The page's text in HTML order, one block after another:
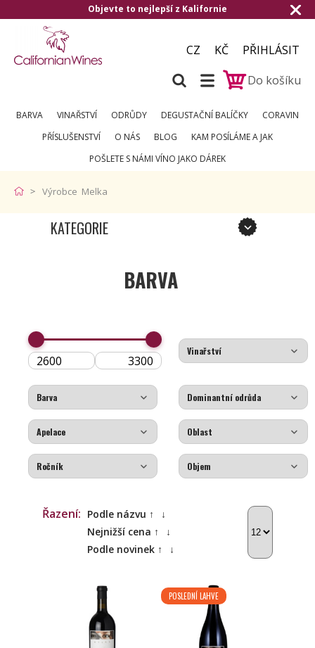
Objevte to nejlepší z Kalifornie
CZ KČ
PŘIHLÁSIT
Do košíku
BARVA VINAŘSTVÍ ODRŮDY DEGUSTAČNÍ BALÍČKY
CORAVIN
PŘÍSLUŠENSTVÍ
O NÁS BLOG
KAM POSÍLÁME A JAK
POŠLETE S NÁMI VÍNO JAKO DÁREK
Výrobce Melka
KATEGORIE
BARVA
Řazení: Podle názvu ↑
↓
Nejnižší cena ↑
↓
Podle novinek ↑
↓
POSLEDNÍ LAHVE